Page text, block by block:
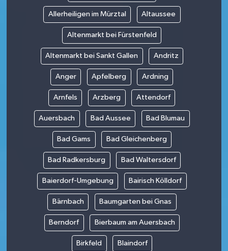
Allerheiligen im Mürztal Altaussee
Altenmarkt bei Fürstenfeld
Altenmarkt bei Sankt Gallen Andritz
Anger Apfelberg Ardning
Arnfels Arzberg Attendorf
Auersbach Bad Aussee Bad Blumau
Bad Gams Bad Gleichenberg
Bad Radkersburg Bad Waltersdorf
Baierdorf-Umgebung Bairisch Kölldorf
Bärnbach Baumgarten bei Gnas
Berndorf Bierbaum am Auersbach
Birkfeld Blaindorf